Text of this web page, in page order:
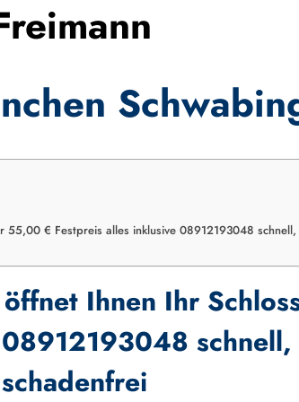
€ Festpreis alles inklusive 08912193048
Ihnen Ihr
schadenfrei